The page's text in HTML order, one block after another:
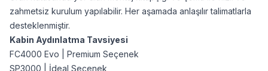
zahmetsiz kurulum yapılabilir. Her aşamada anlaşılır talimatlarla
desteklenmiştir.
Kabin Aydınlatma Tavsiyesi
FC4000 Evo | Premium Seçenek
SP3000 | İdeal Seçenek